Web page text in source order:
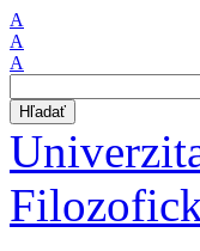
A
A
A
Hľadať